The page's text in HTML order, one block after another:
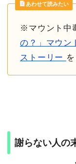
あわせて読みたい
※マウント中
の？」マウン
ストーリー
謝らない人の